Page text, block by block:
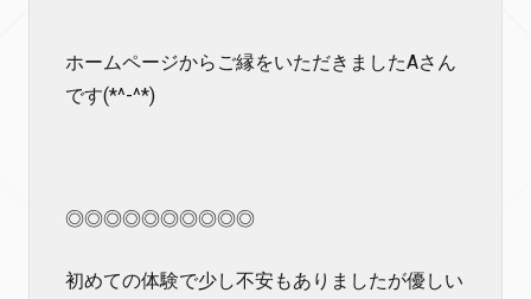
ホームページからご縁をいただきましたAさん
です(*^-^*)
◎◎◎◎◎◎◎◎◎◎
初めての体験で少し不安もありましたが優しい